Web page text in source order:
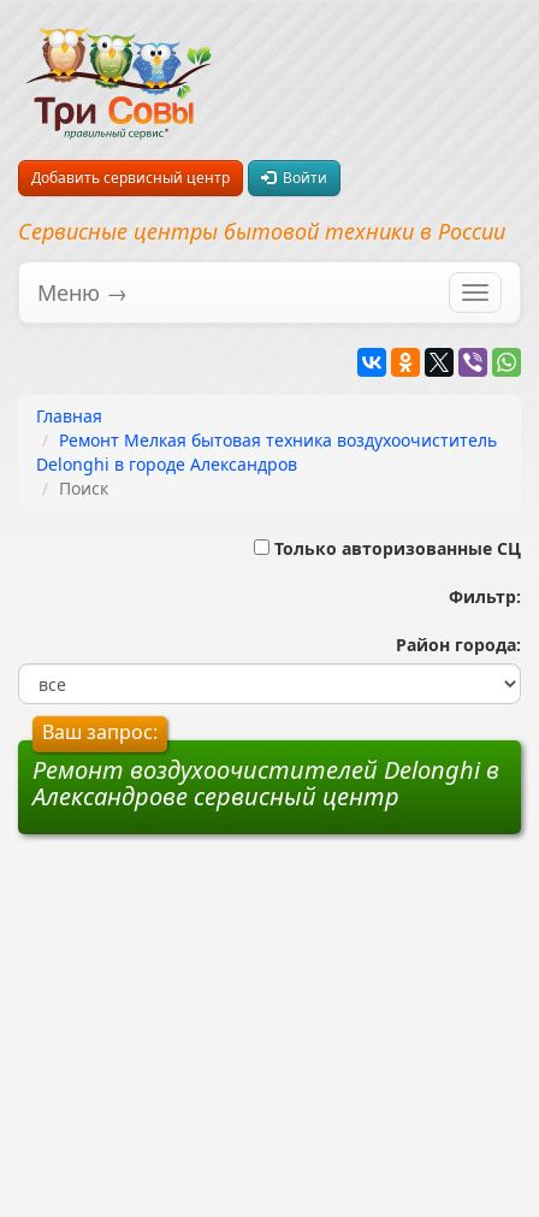
Добавить сервисный центр Войти
Сервисные центры бытовой техники в России
Меню →
Главная
Ремонт Мелкая бытовая техника воздухоочиститель
Delonghi в городе Александров
Поиск
Только авторизованные СЦ
Фильтр:
Район города:
Ваш запрос:
Ремонт воздухоочистителей Delonghi в
Александрове сервисный центр